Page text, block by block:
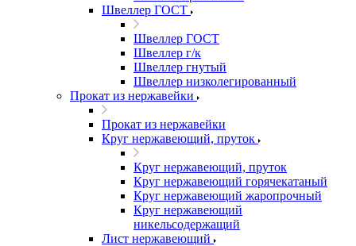
Швеллер ГОСТ
Швеллер ГОСТ
Швеллер г/к
Швеллер гнутый
Швеллер низколегированный
Прокат из нержавейки
Прокат из нержавейки
Круг нержавеющий, пруток
Круг нержавеющий, пруток
Круг нержавеющий горячекатаный
Круг нержавеющий жаропрочный
Круг нержавеющий
никельсодержащий
Лист нержавеющий